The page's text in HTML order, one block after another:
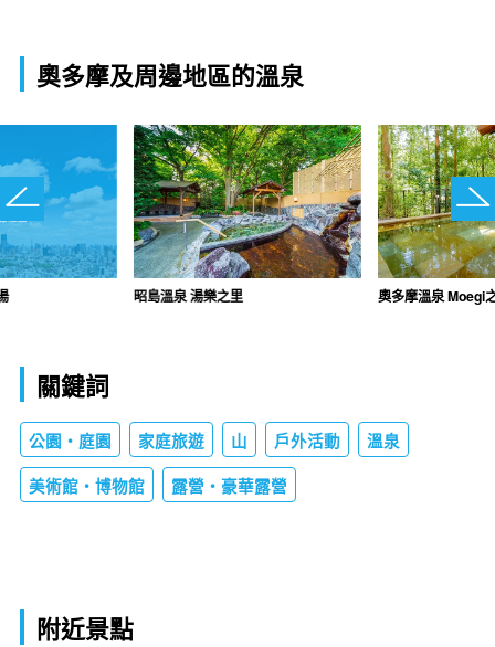
奧多摩及周邊地區的溫泉
昭島溫泉 湯樂之里 奧多摩溫泉 Moegi
關鍵詞
公園・庭園 家庭旅遊 山 戶外活動 溫泉
美術館・博物館 露營・豪華露營
附近景點